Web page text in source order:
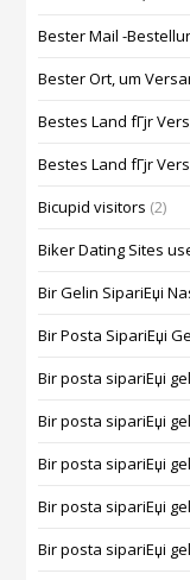
Bester Mail -
Bester Ort, um
Bestes Land fГјr
Bestes Land fГјr
Bicupid visitors (2)
Biker Dating Sites
Bir Gelin SipariЕџi
Bir Posta SipariЕџi
Bir posta sipariЕџi
Bir posta sipariЕџi
Bir posta sipariЕџi
Bir posta sipariЕџi
Bir posta sipariЕџi